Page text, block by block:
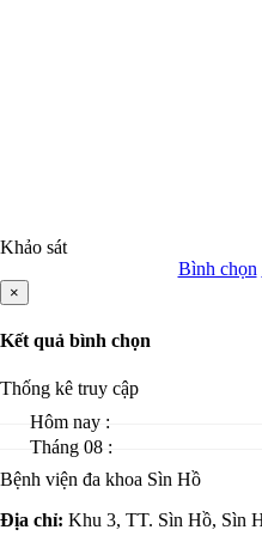
Khảo sát
Bình chọn
×
Kết quả bình chọn
Thống kê truy cập
Hôm nay :
Tháng 08 :
Bệnh viện đa khoa Sìn Hồ
Địa chỉ: Khu 3, TT. Sìn Hồ, Sìn